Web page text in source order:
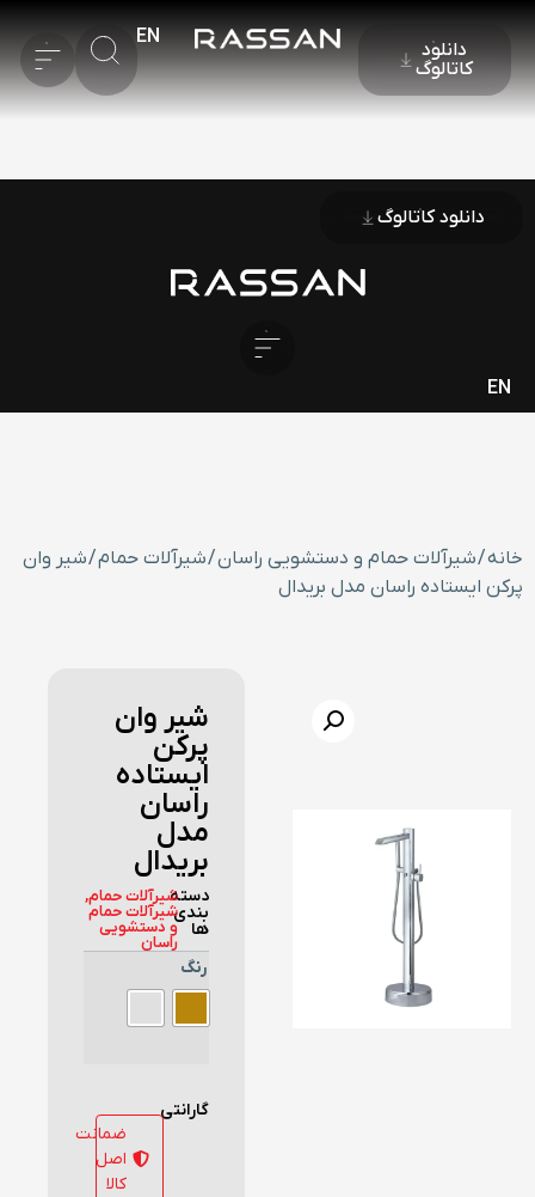
دانلود
کاتالوگ
EN
دانلود کاتالوگ
EN
خانه/شیرآلات حمام و دستشویی راسان/شیرآلات حمام/ شیر وان
پرکن ایستاده راسان مدل بریدال
شیر وان
پرکن
ایستاده
راسان
مدل
بریدال
دسته
بندی
ها
شیرآلات حمام,
شیرآلات حمام
و دستشویی
راسان
رنگ
گارانتی
ضمانت
اصل
کالا